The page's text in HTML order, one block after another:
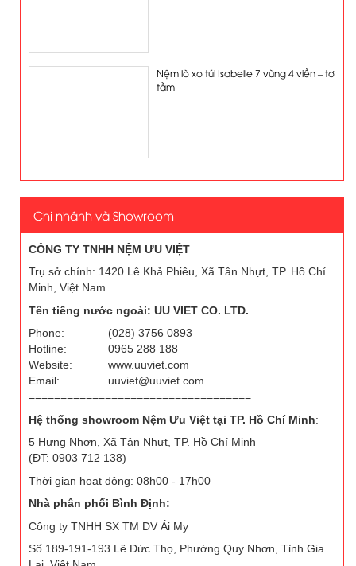
Nệm lò xo túi Isabelle 7 vùng 4 viền – tơ
tằm
Chi nhánh và Showroom
CÔNG TY TNHH NỆM ƯU VIỆT
Trụ sở chính: 1420 Lê Khả Phiêu, Xã Tân Nhựt, TP. Hồ Chí
Minh, Việt Nam
Tên tiếng nước ngoài: UU VIET CO. LTD.
Phone:
(028) 3756 0893
Hotline:
0965 288 188
Website:
www.uuviet.com
Email:
uuviet@uuviet.com
===================================
Hệ thống showroom Nệm Ưu Việt tại TP. Hồ Chí Minh:
5 Hưng Nhơn, Xã Tân Nhựt, TP. Hồ Chí Minh
(ĐT: 0903 712 138)
Thời gian hoạt động: 08h00 - 17h00
Nhà phân phối Bình Định:
Công ty TNHH SX TM DV Ái My
Số 189-191-193 Lê Đức Thọ, Phường Quy Nhơn, Tỉnh Gia